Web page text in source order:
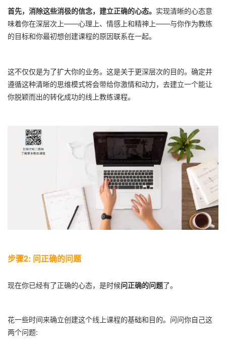
首先，消除这些消极的信念，建立正确的心态。 实现清晰的心态意
味着你在深层次上——心理上、情感上和精神上——与你作为教练
的目标和你最初想创建课程的原因联系在一起。
这不仅仅是为了扩大你的业务。这是关于更深层次的目的。确定并
遵循这种清晰的思维模式将会带给你激情和动力，去建立一个能让
你脱颖而出的转化成功的线上教练课程。
步骤2: 问正确的问题
现在你已经有了正确的心态，是时候问正确的问题了。
花一些时间来确立创建这个线上课程的基础和目的。问问你自己这
两个问题: